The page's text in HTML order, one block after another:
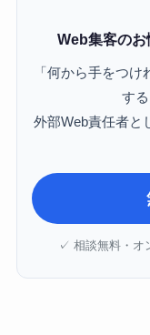
Web集客のお
「何から手をつ
す
外部Web責任者と
✓ 相談無料・オ